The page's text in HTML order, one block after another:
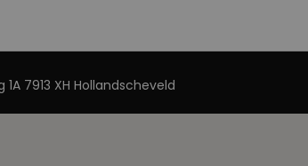
7913 XH Hollandscheveld